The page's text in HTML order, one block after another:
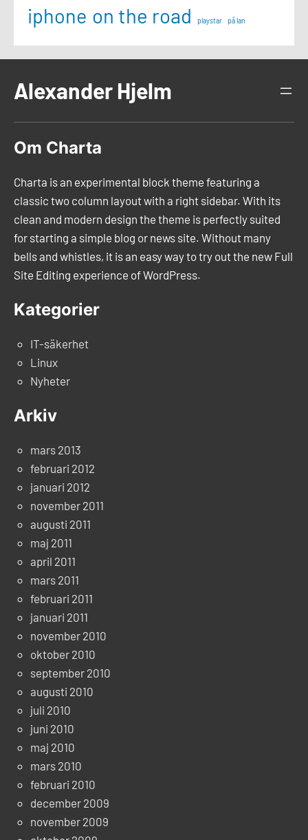
iphone on the road playstar på lan
Alexander Hjelm
Om Charta
Charta is an experimental block theme featuring a
classic two column layout with a right sidebar. With its
clean and modern design the theme is perfectly suited
for starting a simple blog or news site. Without many
bells and whistles, it is an easy way to try out the new Full
Site Editing experience of WordPress.
Kategorier
IT-säkerhet
Linux
Nyheter
Arkiv
mars 2013
februari 2012
januari 2012
november 2011
augusti 2011
maj 2011
april 2011
mars 2011
februari 2011
januari 2011
november 2010
oktober 2010
september 2010
augusti 2010
juli 2010
juni 2010
maj 2010
mars 2010
februari 2010
december 2009
november 2009